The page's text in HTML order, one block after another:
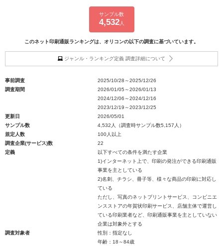
サンプル数
4,532人
このネット印刷通販ランキングは、オリコンの以下の調査に基づいています。
ジャンル・ランキング定義 調査詳細について
事前調査
2025/10/28～2025/12/26
調査期間
2026/01/05～2026/01/13
2024/12/06～2024/12/16
2023/12/19～2023/12/25
更新日
2026/05/01
サンプル数
4,532人（調査時サンプル数5,157人）
規定人数
100人以上
調査企業(サービス)数
22
定義
以下すべての条件を満たす企業
1)インターネット上で、印刷の発注ができる印刷通販
事業を主としている
2)名刺、チラシ、冊子等、様々な商品の印刷に対応し
ている
ただし、写真のネットプリントサービス、コンビニエ
ンスストアの年賀状印刷サービス、店舗主体で運営し
ている印刷業者など、印刷通販事業を主としていない
企業は対象外とする
調査対象者
性別：指定なし
年齢：18～84歳